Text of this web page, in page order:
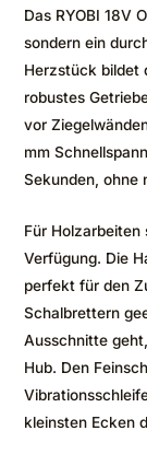
Das RYOBI 18V
sondern ein
Herzstück bildet
robustes
vor
mm
Sekunden, ohne
Für Holzarbeiten
Verfügung. Die
perfekt für den
Schalbrettern
Ausschnitte
Hub. Den
kleinsten Ecken